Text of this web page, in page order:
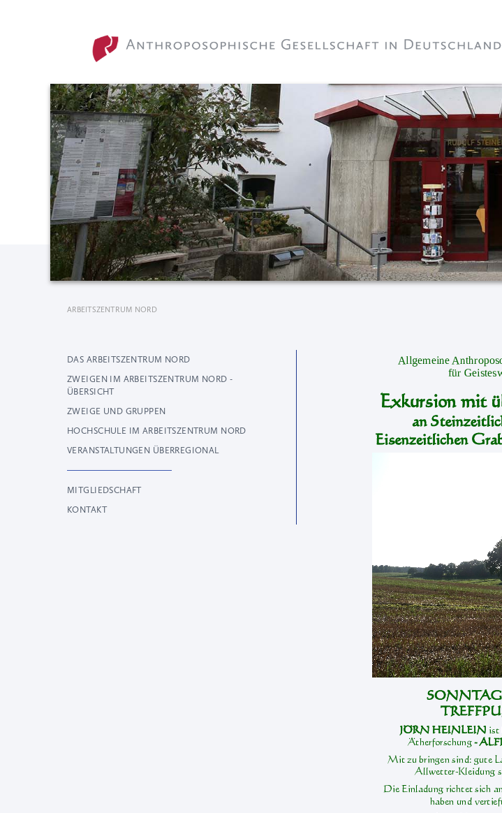
ARBEITSZENTRUM NORD
DAS ARBEITSZENTRUM NORD
ZWEIGEN IM ARBEITSZENTRUM NORD -
ÜBERSICHT
ZWEIGE UND GRUPPEN
HOCHSCHULE IM ARBEITSZENTRUM NORD
VERANSTALTUNGEN ÜBERREGIONAL
MITGLIEDSCHAFT
KONTAKT